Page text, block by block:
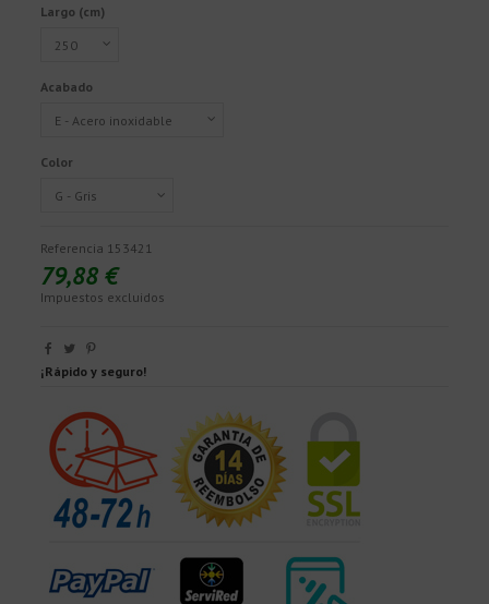
Largo (cm)
Acabado
Color
Referencia 153421
79,88 €
Impuestos excluidos
¡Rápido y seguro!